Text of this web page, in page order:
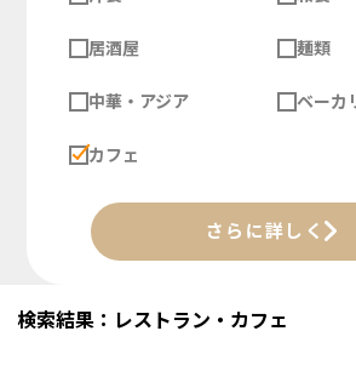
居酒屋 麺類
中華・アジア ベーカ
カフェ
さらに詳しく
検索結果：レストラン・カフェ